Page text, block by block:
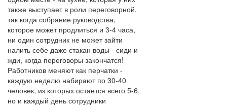
также выступает в роли переговорной,
так когда собрание руководства,
которое может продлиться и 3-4 часа,
ни один сотрудник не может зайти
налить себе даже стакан воды - сиди и
жди, когда переговоры закончатся!
Работников меняют как перчатки -
каждую неделю набирают по 30-40
человек, из которых остается всего 5-6,
но и каждый день сотрудники